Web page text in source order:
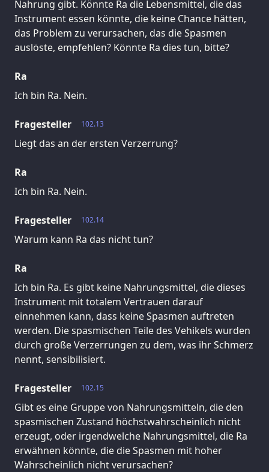
Nahrung gibt. Könnte Ra die Lebensmittel, die das
Instrument essen könnte, die keine Chance hätten,
das Problem zu verursachen, das die Spasmen
auslöste, empfehlen? Könnte Ra dies tun, bitte?
Ra
Ich bin Ra. Nein.
102.13
Fragesteller
Liegt das an der ersten Verzerrung?
Ra
Ich bin Ra. Nein.
102.14
Fragesteller
Warum kann Ra das nicht tun?
Ra
Ich bin Ra. Es gibt keine Nahrungsmittel, die dieses
Instrument mit totalem Vertrauen darauf
einnehmen kann, dass keine Spasmen auftreten
werden. Die spasmischen Teile des Vehikels wurden
durch große Verzerrungen zu dem, was ihr Schmerz
nennt, sensibilisiert.
102.15
Fragesteller
Gibt es eine Gruppe von Nahrungsmitteln, die den
spasmischen Zustand höchstwahrscheinlich nicht
erzeugt, oder irgendwelche Nahrungsmittel, die Ra
erwähnen könnte, die die Spasmen mit hoher
Wahrscheinlich nicht verursachen?